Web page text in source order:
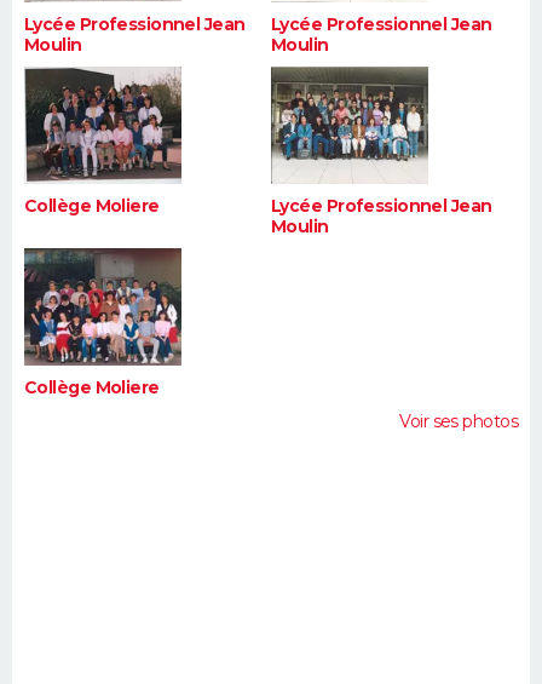
Lycée Professionnel Jean
Moulin
Lycée Professionnel Jean
Moulin
Collège Moliere
Lycée Professionnel Jean
Moulin
Collège Moliere
Voir ses photos